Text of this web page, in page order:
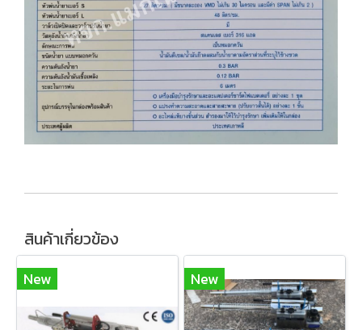
สินค้าเกี่ยวข้อง
New New